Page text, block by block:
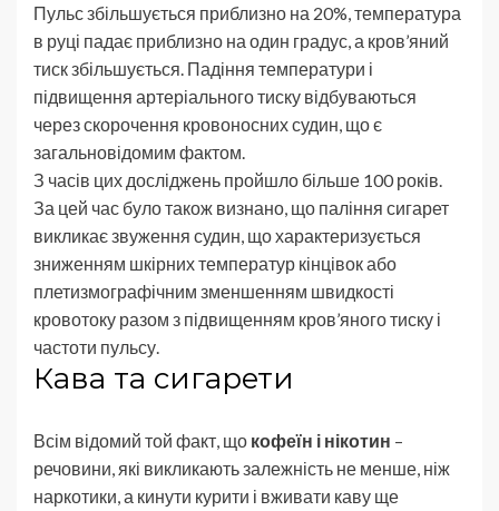
Пульс збільшується приблизно на 20%, температура
в руці падає приблизно на один градус, а кров’яний
тиск збільшується. Падіння температури і
підвищення артеріального тиску відбуваються
через скорочення кровоносних судин, що є
загальновідомим фактом.
З часів цих досліджень пройшло більше 100 років.
За цей час було також визнано, що паління сигарет
викликає звуження судин, що характеризується
зниженням шкірних температур кінцівок або
плетизмографічним зменшенням швидкості
кровотоку разом з підвищенням кров’яного тиску і
частоти пульсу.
Кава та сигарети
Всім відомий той факт, що кофеїн і нікотин –
речовини, які викликають залежність не менше, ніж
наркотики, а кинути курити і вживати каву ще